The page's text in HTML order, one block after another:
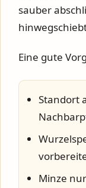
sauber
Eine gute
Standort
Minze